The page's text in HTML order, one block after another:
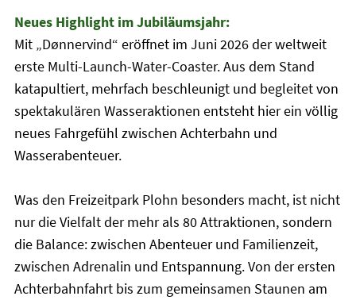
Neues Highlight im Jubiläumsjahr:
Mit „Dønnervind“ eröffnet im Juni 2026 der weltweit
erste Multi-Launch-Water-Coaster. Aus dem Stand
katapultiert, mehrfach beschleunigt und begleitet von
spektakulären Wasseraktionen entsteht hier ein völlig
neues Fahrgefühl zwischen Achterbahn und
Wasserabenteuer.
Was den Freizeitpark Plohn besonders macht, ist nicht
nur die Vielfalt der mehr als 80 Attraktionen, sondern
die Balance: zwischen Abenteuer und Familienzeit,
zwischen Adrenalin und Entspannung. Von der ersten
Achterbahnfahrt bis zum gemeinsamen Staunen am